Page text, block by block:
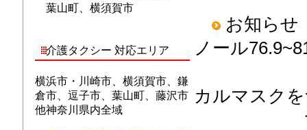
お知ら
ノール
カルマスク
で使用し
葉山町、横須賀市
介護タクシー 対応エリア
横浜市・川崎市、横須賀市、鎌
倉市、逗子市、葉山町、藤沢市
他神奈川県内全域